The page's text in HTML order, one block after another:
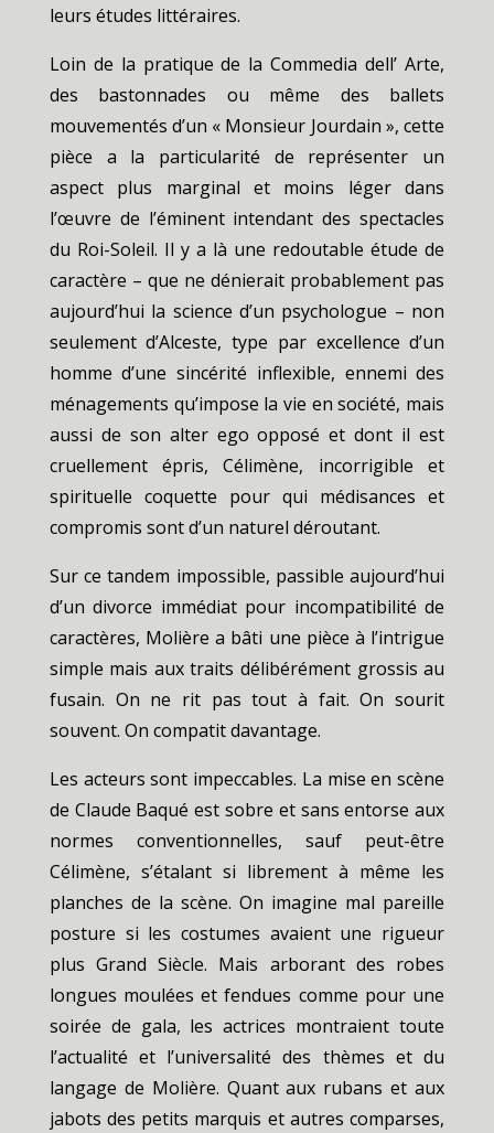
leurs études littéraires.
Loin de la pratique de la Commedia dell’ Arte,
des bastonnades ou même des ballets
mouvementés d’un « Monsieur Jourdain », cette
pièce a la particularité de représenter un
aspect plus marginal et moins léger dans
l’œuvre de l’éminent intendant des spectacles
du Roi-Soleil. Il y a là une redoutable étude de
caractère – que ne dénierait probablement pas
aujourd’hui la science d’un psychologue – non
seulement d’Alceste, type par excellence d’un
homme d’une sincérité inflexible, ennemi des
ménagements qu’impose la vie en société, mais
aussi de son alter ego opposé et dont il est
cruellement épris, Célimène, incorrigible et
spirituelle coquette pour qui médisances et
compromis sont d’un naturel déroutant.
Sur ce tandem impossible, passible aujourd’hui
d’un divorce immédiat pour incompatibilité de
caractères, Molière a bâti une pièce à l’intrigue
simple mais aux traits délibérément grossis au
fusain. On ne rit pas tout à fait. On sourit
souvent. On compatit davantage.
Les acteurs sont impeccables. La mise en scène
de Claude Baqué est sobre et sans entorse aux
normes conventionnelles, sauf peut-être
Célimène, s’étalant si librement à même les
planches de la scène. On imagine mal pareille
posture si les costumes avaient une rigueur
plus Grand Siècle. Mais arborant des robes
longues moulées et fendues comme pour une
soirée de gala, les actrices montraient toute
l’actualité et l’universalité des thèmes et du
langage de Molière. Quant aux rubans et aux
jabots des petits marquis et autres comparses,